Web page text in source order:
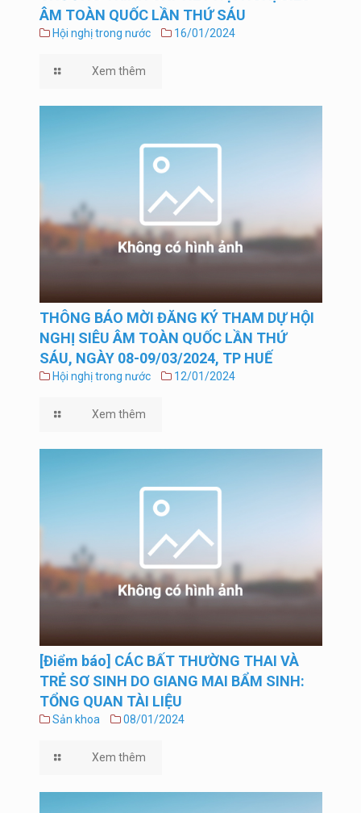
ÂM TOÀN QUỐC LẦN THỨ SÁU
Hội nghị trong nước 16/01/2024
Xem thêm
THÔNG BÁO MỜI ĐĂNG KÝ THAM DỰ HỘI
NGHỊ SIÊU ÂM TOÀN QUỐC LẦN THỨ
SÁU, NGÀY 08-09/03/2024, TP HUẾ
Hội nghị trong nước 12/01/2024
Xem thêm
[Điểm báo] CÁC BẤT THƯỜNG THAI VÀ
TRẺ SƠ SINH DO GIANG MAI BẨM SINH:
TỔNG QUAN TÀI LIỆU
Sản khoa 08/01/2024
Xem thêm